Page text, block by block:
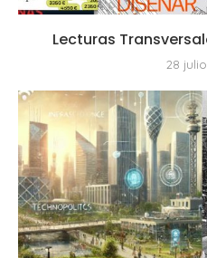
Lecturas
28